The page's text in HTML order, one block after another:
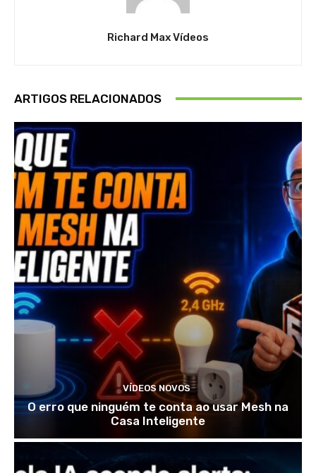
Richard Max Vídeos
ARTIGOS RELACIONADOS
VÍDEOS NOVOS
O erro que ninguém te conta ao usar Mesh na
Casa Inteligente